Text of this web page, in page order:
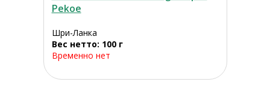
Pekoe
Шри-Ланка
Вес нетто: 100 г
Временно нет